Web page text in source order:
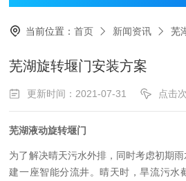
当前位置：首页 新闻资讯 芜
芜湖旋转堰门安装方案
更新时间：2021-07-31 点击
芜湖液动旋转堰门
为了解决晴天污水外排，同时考虑初期
建一座智能分流井。晴天时，旱流污水